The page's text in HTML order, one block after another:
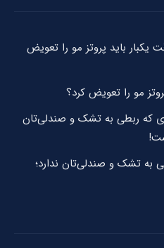
یکبار باید پروتز مو را تعویض
مو را تعویض کرد؟
که ربطی به تشک و صندلی‌تان
به تشک و صندلی‌تان ندارد؛